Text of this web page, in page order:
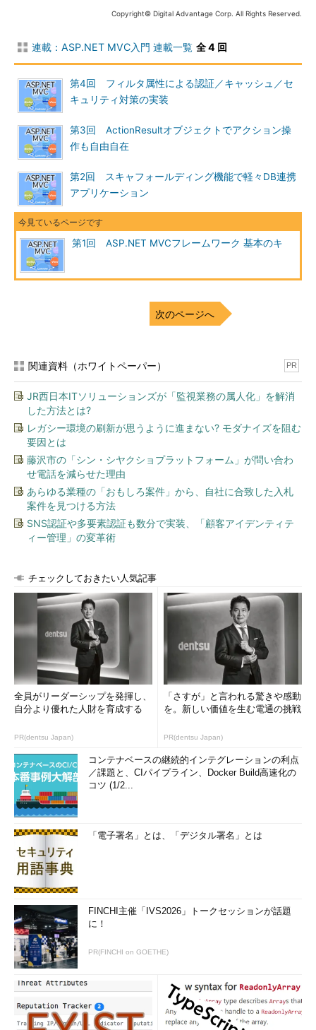
Copyright© Digital Advantage Corp. All Rights Reserved.
連載：ASP.NET MVC入門 連載一覧 全 4 回
第4回 フィルタ属性による認証／キャッシュ／セ
キュリティ対策の実装
第3回 ActionResultオブジェクトでアクション操
作も自由自在
第2回 スキャフォールディング機能で軽々DB連携
アプリケーション
第1回 ASP.NET MVCフレームワーク 基本のキ
次のページへ
関連資料（ホワイトペーパー） PR
JR西日本ITソリューションズが「監視業務の属人化」を解消
した方法とは?
レガシー環境の刷新が思うように進まない? モダナイズを阻む
要因とは
藤沢市の「シン・シヤクショプラットフォーム」が問い合わ
せ電話を減らせた理由
あらゆる業種の「おもしろ案件」から、自社に合致した入札
案件を見つける方法
SNS認証や多要素認証も数分で実装、「顧客アイデンティテ
ィー管理」の変革術
チェックしておきたい人気記事
全員がリーダーシップを発揮し、
自分より優れた人財を育成する
PR(dentsu Japan)
「さすが」と言われる驚きや感動
を。新しい価値を生む電通の挑戦
PR(dentsu Japan)
コンテナベースの継続的インテグレーションの利点
／課題と、CIパイプライン、Docker Build高速化の
コツ (1/2...
「電子署名」とは、「デジタル署名」とは
FINCHI主催「IVS2026」トークセッションが話題
に！
PR(FINCHI on GOETHE)